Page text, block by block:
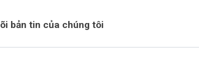
bản tin của chúng tôi